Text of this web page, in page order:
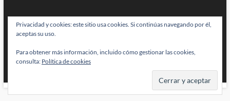
BRAINSTOMPING| Diseñado por:Theme Freesia|WordPress| © Todos
los derechos reservados
Privacidad y cookies: este sitio usa cookies. Si continúas navegando por él,
aceptas su uso.
Para obtener más información, incluido cómo gestionar las cookies,
consulta: Política de cookies